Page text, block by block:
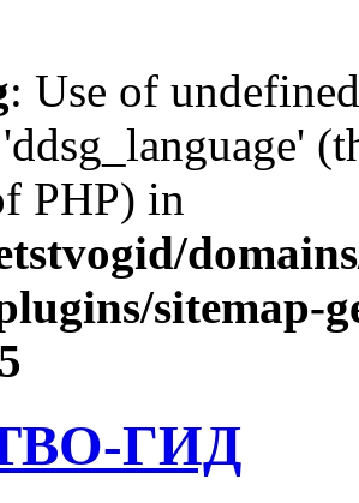
: Use of
'ddsg_language'
PHP) in
sitemap-
ГИД